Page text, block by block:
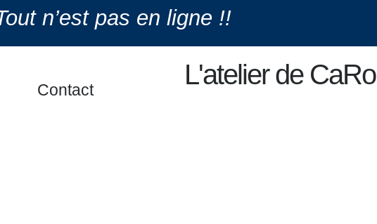
n’est pas en ligne !!
Contact L'atelier de CaRo